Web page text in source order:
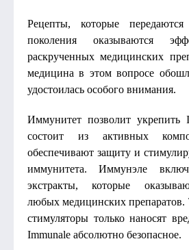
Рецепты, которые
поколения оказываются
раскрученных медицинских
медицина в этом вопросе
удостоилась особого внимания.
Иммунитет позволит укрепить
состоит из активных
обеспечивают защиту и
иммунитета. Иммунэле
экстракты, которые
любых медицинских препаратов.
стимуляторы только наносят
Immunale абсолютно безопасное.